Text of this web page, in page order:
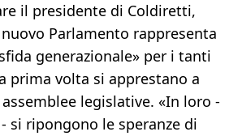
il presidente di Coldiretti,
Parlamento rappresenta
generazionale» per i tanti
prima volta si apprestano a
legislative. «In loro -
si ripongono le speranze di